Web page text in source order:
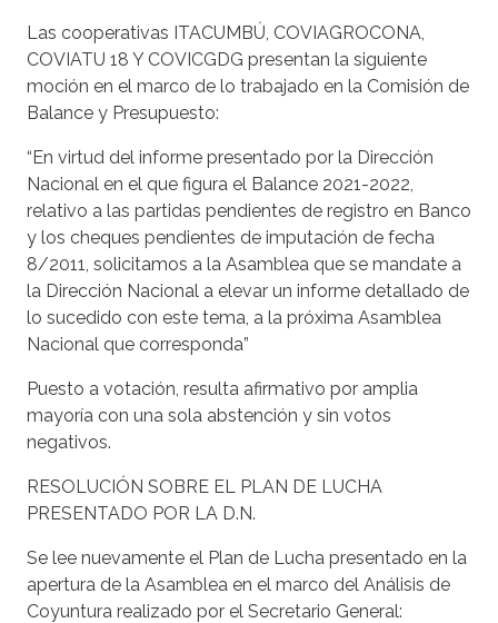
Las cooperativas ITACUMBÚ, COVIAGROCONA,
COVIATU 18 Y COVICGDG presentan la siguiente
moción en el marco de lo trabajado en la Comisión de
Balance y Presupuesto:
“En virtud del informe presentado por la Dirección
Nacional en el que figura el Balance 2021-2022,
relativo a las partidas pendientes de registro en Banco
y los cheques pendientes de imputación de fecha
8/2011, solicitamos a la Asamblea que se mandate a
la Dirección Nacional a elevar un informe detallado de
lo sucedido con este tema, a la próxima Asamblea
Nacional que corresponda”
Puesto a votación, resulta afirmativo por amplia
mayoría con una sola abstención y sin votos
negativos.
RESOLUCIÓN SOBRE EL PLAN DE LUCHA
PRESENTADO POR LA D.N.
Se lee nuevamente el Plan de Lucha presentado en la
apertura de la Asamblea en el marco del Análisis de
Coyuntura realizado por el Secretario General: